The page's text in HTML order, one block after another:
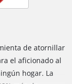
de atornillar
el aficionado al
hogar. La